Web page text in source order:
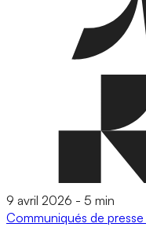
9 avril 2026 - 5 min
Communiqués de presse